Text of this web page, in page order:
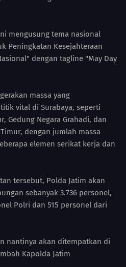
mengusung tema nasional
Peningkatan Kesejahteraan
dengan tagline "May Day
massa yang
vital di Surabaya, seperti
Gedung Negara Grahadi, dan
dengan jumlah massa
elemen serikat kerja dan
tersebut, Polda Jatim akan
sebanyak 3.736 personel,
Polri dan 515 personel dari
nantinya akan ditempatkan di
Kapolda Jatim